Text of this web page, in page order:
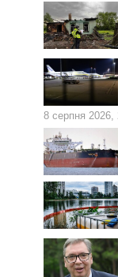
8 серпня 2026,